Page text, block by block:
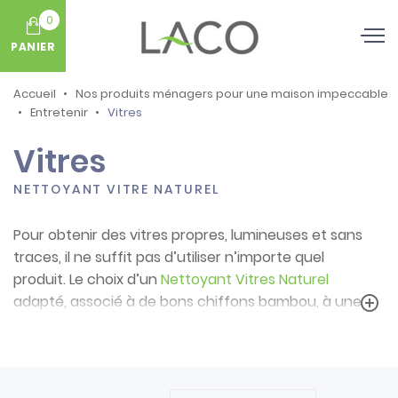
0
PANIER
Accueil
Nos produits ménagers pour une maison impeccable
Entretenir
Vitres
Vitres
NETTOYANT VITRE NATUREL
Pour obtenir des vitres propres, lumineuses et sans
traces, il ne suffit pas d’utiliser n’importe quel
produit. Le choix d’un Nettoyant Vitres Naturel
adapté, associé à de bons chiffons bambou, à uneadd_circle_outline